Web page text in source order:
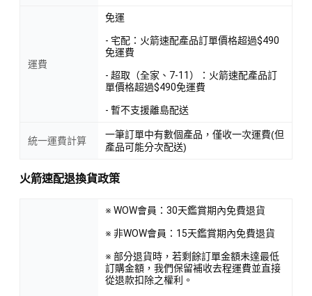
運費
免運
- 宅配：火箭速配產品訂單價格超過$490
免運費
- 超取（全家、7-11）：火箭速配產品訂
單價格超過$490免運費
- 暫不支援離島配送
統一運費計算
一筆訂單中有數個產品，僅收一次運費(但
產品可能分次配送)
火箭速配退換貨政策
※ WOW會員：30天鑑賞期內免費退貨
※ 非WOW會員：15天鑑賞期內免費退貨
※ 部分退貨時，若剩餘訂單金額未達最低
訂購金額，我們保留補收去程運費並直接
從退款扣除之權利。